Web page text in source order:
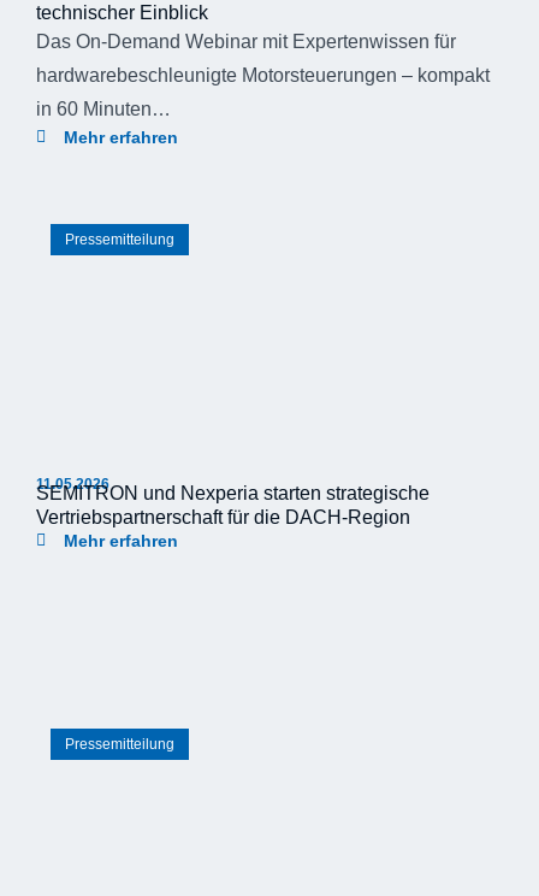
technischer Einblick
Das On-Demand Webinar mit Expertenwissen für
hardwarebeschleunigte Motorsteuerungen – kompakt
in 60 Minuten…
Mehr erfahren
Pressemitteilung
11.05.2026
SEMITRON und Nexperia starten strategische
Vertriebspartnerschaft für die DACH-Region
Mehr erfahren
Pressemitteilung